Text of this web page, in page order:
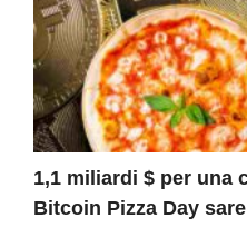
1,1 miliardi $ per una
Bitcoin Pizza Day